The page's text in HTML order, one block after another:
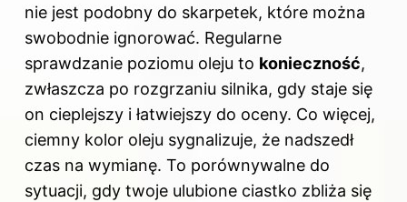
nie jest podobny do skarpetek, które można
swobodnie ignorować. Regularne
sprawdzanie poziomu oleju to konieczność,
zwłaszcza po rozgrzaniu silnika, gdy staje się
on cieplejszy i łatwiejszy do oceny. Co więcej,
ciemny kolor oleju sygnalizuje, że nadszedł
czas na wymianę. To porównywalne do
sytuacji, gdy twoje ulubione ciastko zbliża się